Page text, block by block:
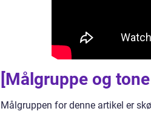
[Målgruppe og
Målgruppen for denne artikel er